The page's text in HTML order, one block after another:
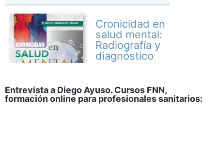
Entrevista a Diego Ayuso. Cursos FNN,
formación online para profesionales sanitarios: